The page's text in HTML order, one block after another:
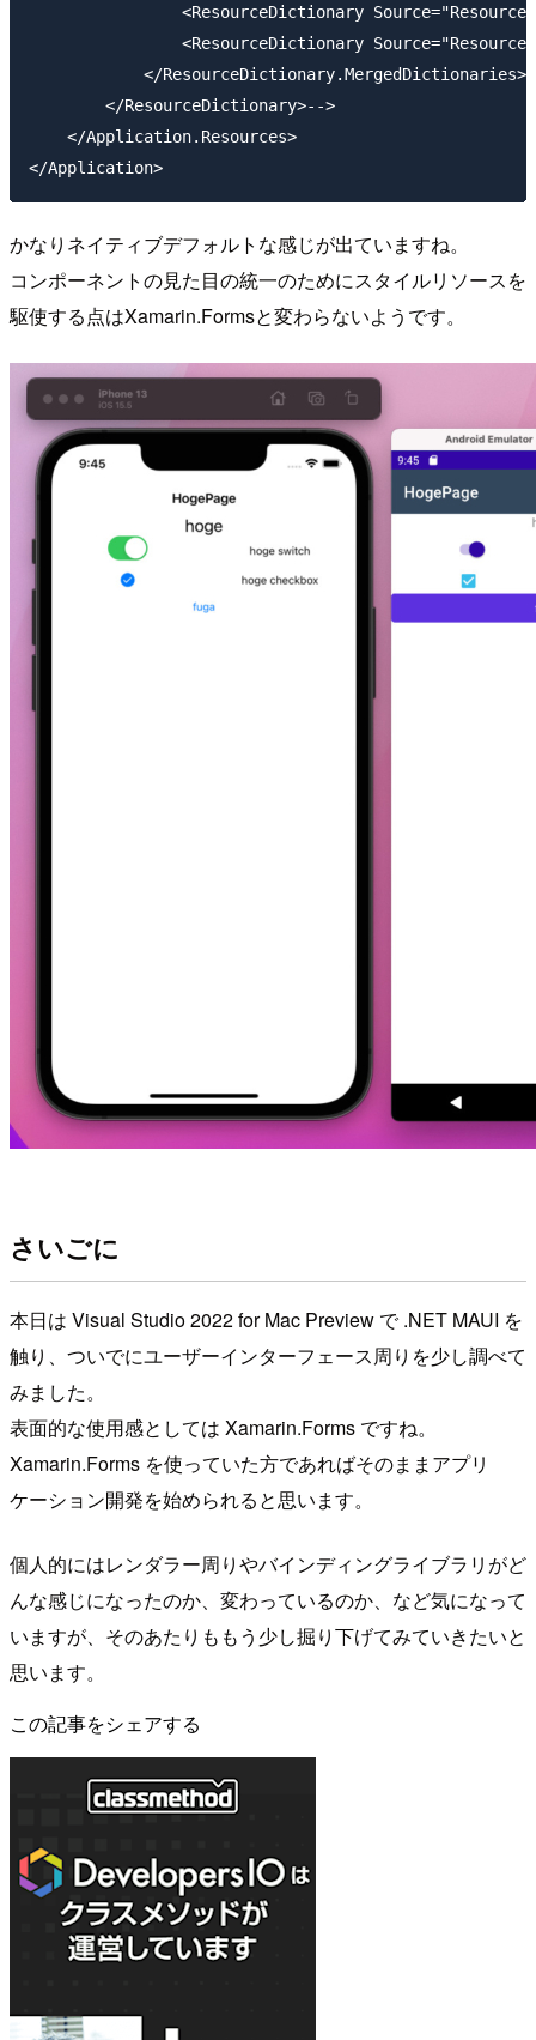
<ResourceDictionary
<ResourceDictionary
            </ResourceDictionary.MergedDictionaries>
        </ResourceDictionary>-->
    </Application.Resources>
かなりネイティブデフォルトな感じが出ていますね。
コンポーネントの見た目の統一のためにスタイルリソースを
駆使する点はXamarin.Formsと変わらないようです。
さいごに
本日は Visual Studio 2022 for Mac Preview で .NET MAUI を
触り、ついでにユーザーインターフェース周りを少し調べて
みました。
表面的な使用感としては Xamarin.Forms ですね。
Xamarin.Forms を使っていた方であればそのままアプリ
ケーション開発を始められると思います。
個人的にはレンダラー周りやバインディングライブラリがど
んな感じになったのか、変わっているのか、など気になって
いますが、そのあたりももう少し掘り下げてみていきたいと
思います。
この記事をシェアする